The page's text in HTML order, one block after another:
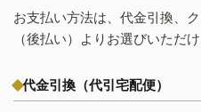
お支払い方法は、代金引換、
（後払い）よりお選びいただけ
代金引換（代引宅配便）